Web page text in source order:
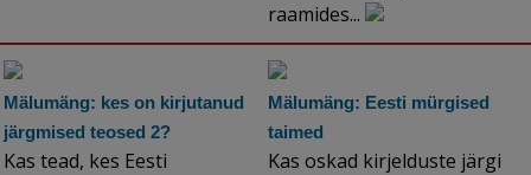
raamides...
Mälumäng: kes on kirjutanud
järgmised teosed 2?
Kas tead, kes Eesti
Mälumäng: Eesti mürgised
taimed
Kas oskad kirjelduste järgi